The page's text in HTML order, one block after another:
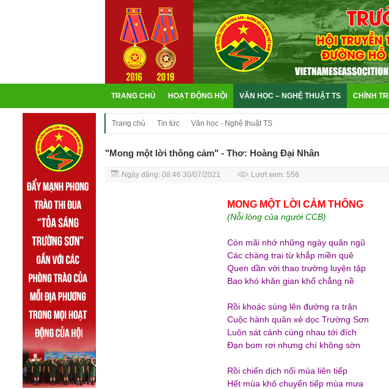
TRANG CHỦ HOẠT ĐỘNG HỘI VĂN HỌC – NGHỆ THUẬT TS CHÍNH
Trang chủ Tin tức Văn học - Nghệ thuật TS
"Mong một lời thông cảm" - Thơ: Hoàng Đại Nhân
Ngày đăng: 08:46 30/07/2021 Lượt xem: 556
MONG MỘT LỜI CẢM THÔNG
(Nỗi lòng của người CCB)
Còn mãi nhớ những ngày quân ngũ
Các chàng trai từ khắp miền quê
Quen dần với thao trường luyện tập
Bao khó khăn gian khổ chẳng nề
Rồi khoác súng lên đường ra trận
Cuộc hành quân xẻ dọc Trường Sơn
Luôn sát cánh cùng nhau tới đích
Đạn bom rơi nhưng chí không sờn
Rồi chiến dịch nối mùa liên tiếp
Hết mùa khô chuyển tiếp mùa mưa